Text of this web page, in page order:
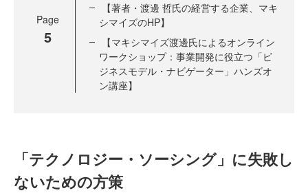
Page
5
【著者・渡邊 哲氏の経営する企業、マキ
シマイズのHP】
【マキシマイズ渡邊氏によるオンライン
ワークショップ：事業開発に役立つ「ビ
ジネスモデル・ナビゲーター」ハンズオ
ン講座】
「テクノロジー・ソーシング」に失敗し
ないための方策